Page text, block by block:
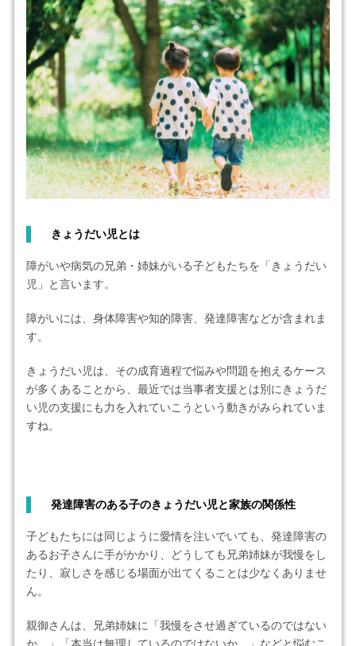
きょうだい児とは
障がいや病気の兄弟・姉妹がいる子どもたちを「きょうだい
児」と言います。
障がいには、身体障害や知的障害、発達障害などが含まれま
す。
きょうだい児は、その成育過程で悩みや問題を抱えるケース
が多くあることから、最近では当事者支援とは別にきょうだ
い児の支援にも力を入れていこうという動きがみられていま
すね。
発達障害のある子のきょうだい児と家族の関係性
子どもたちには同じように愛情を注いでいても、発達障害の
あるお子さんに手がかかり、どうしても兄弟姉妹が我慢をし
たり、寂しさを感じる場面が出てくることは少なくありませ
ん。
親御さんは、兄弟姉妹に「我慢をさせ過ぎているのではない